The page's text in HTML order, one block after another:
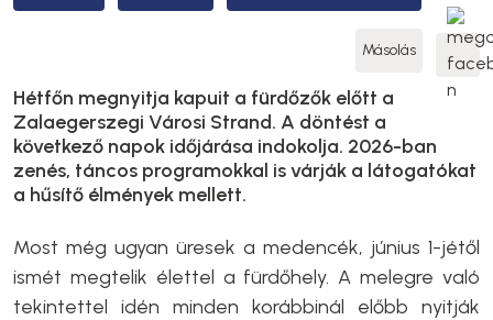
Másolás
Hétfőn megnyitja kapuit a fürdőzők előtt a
Zalaegerszegi Városi Strand. A döntést a
következő napok időjárása indokolja. 2026-ban
zenés, táncos programokkal is várják a látogatókat
a hűsítő élmények mellett.
Most még ugyan üresek a medencék, június 1-jétől
ismét megtelik élettel a fürdőhely. A melegre való
tekintettel idén minden korábbinál előbb nyitják